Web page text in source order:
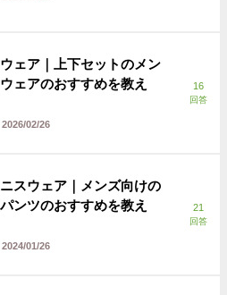
ェア｜上下セットのメン
ェアのおすすめを教え
2026/02/26
16
回答
スウェア｜メンズ向けの
ンツのおすすめを教え
2024/01/26
21
回答